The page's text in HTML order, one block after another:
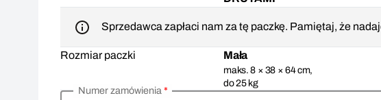
Sprzedawca zapłaci nam za tę paczkę. Pamiętaj, że
Rozmiar paczki Mała
maks. 8 × 38 × 64 cm,
do 25 kg
Numer zamówienia*